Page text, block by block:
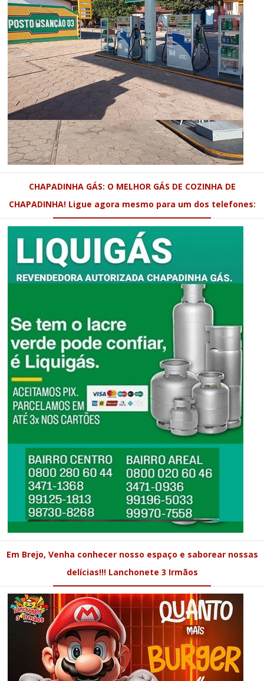
CHAPADINHA GÁS: O MELHOR GÁS DE COZINHA DE
CHAPADINHA! Ligue agora mesmo para um dos telefones:
Em Brejo, Venha conhecer nosso espaço e saborear nossas
delícias!!! Lanchonete 3 Irmãos